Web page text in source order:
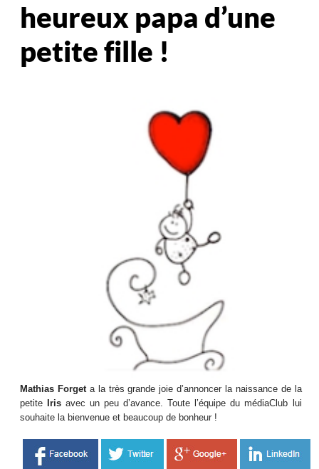
heureux papa d’une
petite fille !
Mathias Forgeta la très grande joie d’annoncer la naissance de la
petite
Iris avec un peu d’avance. Toute l’équipe du médiaClub lui
souhaite la bienvenue et beaucoup de bonheur !